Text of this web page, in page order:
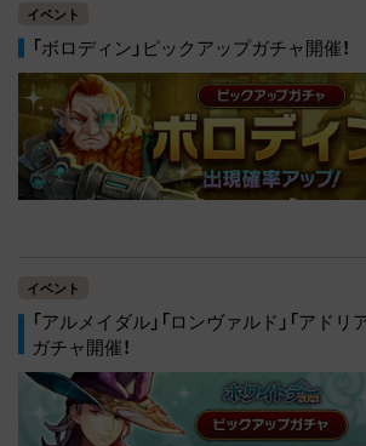
イベント
「ボロディン」ピックアップガチャ開催！
イベント
「アルメイダル」「ロンヴァルド」「アド
ガチャ開催！